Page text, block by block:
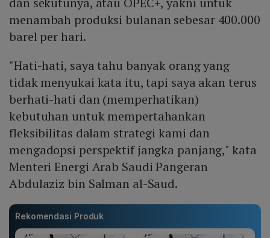
menambah produksi bulanan sebesar 400.000
barel per hari.
"Hati-hati, saya tahu banyak orang yang
tidak menyukai kata itu, tapi saya akan terus
berhati-hati dan (memperhatikan)
kebutuhan untuk mempertahankan
fleksibilitas dalam strategi kami dan
mengadopsi perspektif jangka panjang," kata
Menteri Energi Arab Saudi Pangeran
Abdulaziz bin Salman al-Saud.
Rekomendasi Produk